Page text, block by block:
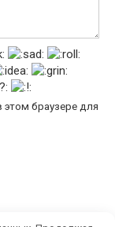
браузере для